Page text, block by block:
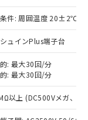
件: 周囲温度 20±2℃、
ュインPlus端子台
: 最大30回/分
: 最大30回/分
以上 (DC500Vメガ、点
もので
品もある
結果は、
社内デー
あり、閲
および標
で、有
として
などや
下、 カド
ビフェニル
RoHSの
RoHSの
。
へお問
Cd(カドミウ
ち、外国
る商品
を輸出
は、日本
取引許
続きを